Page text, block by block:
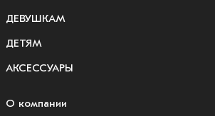
ДЕВУШКАМ
ДЕТЯМ
АКСЕССУАРЫ
О компании